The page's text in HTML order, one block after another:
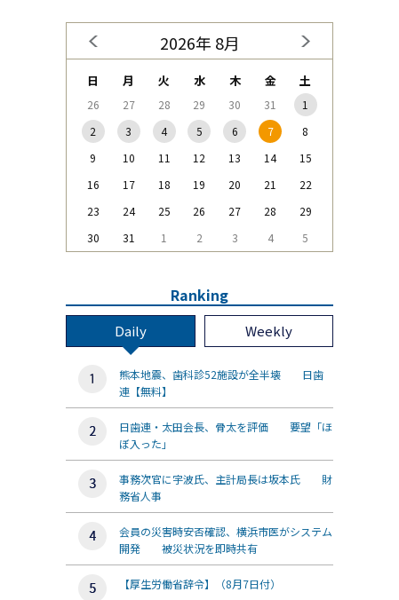
2026年 8月
日 月 火 水 木 金 土
26 27 28 29 30 31
1
2
3 4 5 6 7
8
9
10 11 12 13 14
15
16
17 18 19 20 21
22
23
24 25 26 27 28
29
30
31 1 2 3 4 5
Ranking
Daily Weekly
熊本地震、歯科診52施設が全半壊 日歯
連【無料】
日歯連・太田会長、骨太を評価 要望「ほ
ぼ入った」
事務次官に宇波氏、主計局長は坂本氏 財
務省人事
会員の災害時安否確認、横浜市医がシステム
開発 被災状況を即時共有
【厚生労働省辞令】（8月7日付）